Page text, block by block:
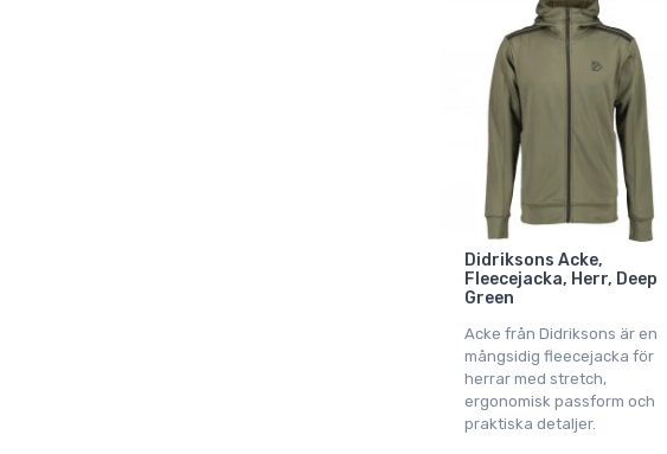
Didriksons Acke,
Fleecejacka, Herr, Deep
Green
Acke från Didriksons är en
mångsidig fleecejacka för
herrar med stretch,
ergonomisk passform och
praktiska detaljer.